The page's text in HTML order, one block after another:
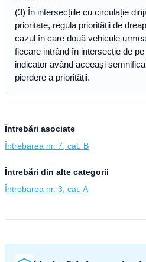
(3) În intersecțiile cu circulație
prioritate, regula priorității de
cazul în care două vehicule
fiecare intrând în intersecție de
indicator având aceeași
pierdere a priorității.
Întrebări asociate
Întrebarea nr. 7, cat. B
Întrebări din alte categorii
Întrebarea nr. 3, cat. A